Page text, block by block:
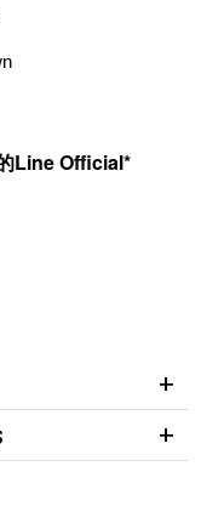
Line Official*